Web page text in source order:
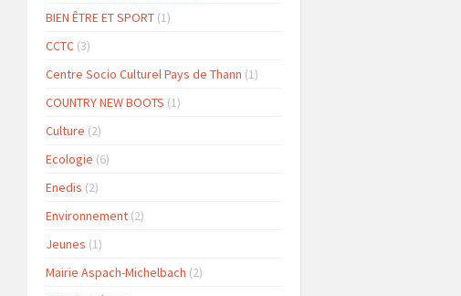
BIEN ÊTRE ET SPORT (1)
CCTC (3)
Centre Socio Culturel Pays de Thann (1)
COUNTRY NEW BOOTS (1)
Culture (2)
Ecologie (6)
Enedis (2)
Environnement (2)
Jeunes (1)
Mairie Aspach-Michelbach (2)